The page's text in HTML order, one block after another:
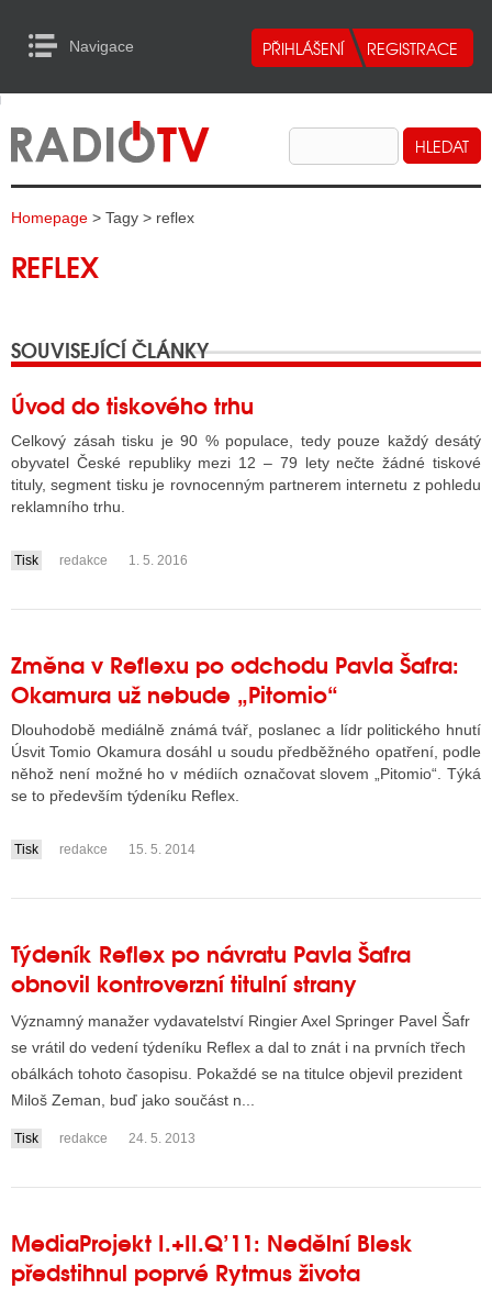
Navigace
RADIA
TELEVIZE
INTERNET
TISK
RADIA
RÁDIÍ
VYSÍLAČE
TELEVIZE
TELEVIZÍ
INTERNET
RÁDIA
STRÁNKY TV
TISK
STÁT BLOGEREM
BLOGERA
DISKUTÉRA NA RADIOTV
to Content
Homepage > Tagy > reflex
REFLEX
SOUVISEJÍCÍ ČLÁNKY
Úvod do tiskového trhu
Celkový zásah tisku je 90 % populace, tedy pouze každý desátý
obyvatel České republiky mezi 12 – 79 lety nečte žádné tiskové
tituly, segment tisku je rovnocenným partnerem internetu z pohledu
reklamního trhu.
....
Tisk redakce 1. 5. 2016
Změna v Reflexu po odchodu Pavla Šafra:
Okamura už nebude „Pitomio“
Dlouhodobě mediálně známá tvář, poslanec a lídr politického hnutí
Úsvit Tomio Okamura dosáhl u soudu předběžného opatření, podle
něhož není možné ho v médiích označovat slovem „Pitomio“. Týká
se to především týdeníku Reflex.
....
Tisk redakce 15. 5. 2014
Týdeník Reflex po návratu Pavla Šafra
obnovil kontroverzní titulní strany
Významný manažer vydavatelství Ringier Axel Springer Pavel Šafr
se vrátil do vedení týdeníku Reflex a dal to znát i na prvních třech
obálkách tohoto časopisu. Pokaždé se na titulce objevil prezident
Miloš Zeman, buď jako součást n...
Tisk redakce 24. 5. 2013
MediaProjekt I.+II.Q’11: Nedělní Blesk
předstihnul poprvé Rytmus života